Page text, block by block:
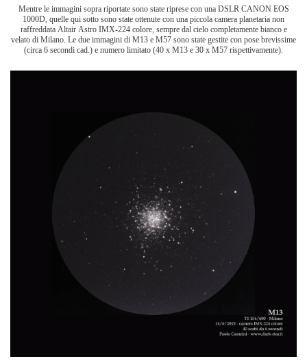
Mentre le immagini sopra riportate sono state riprese con una DSLR CANON EOS
1000D, quelle qui sotto sono state ottenute con una piccola camera planetaria non
raffreddata Altair Astro IMX-224 colore, sempre dal cielo completamente bianco e
velato di Milano. Le due immagini di M13 e M57 sono state gestite con pose brevissime
(circa 6 secondi cad.) e numero limitato (40 x M13 e 30 x M57 rispettivamente).